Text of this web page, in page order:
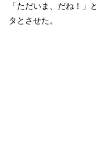
「ただいま、だね！
タとさせた。